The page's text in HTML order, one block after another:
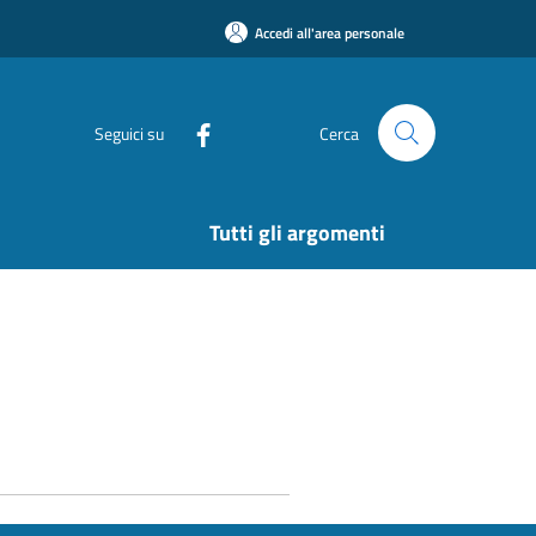
Accedi all'area personale
Seguici su Cerca
Tutti gli argomenti